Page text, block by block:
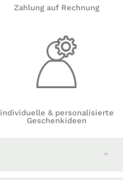
Zahlung auf Rechnung
individuelle & personalisierte
Geschenkideen